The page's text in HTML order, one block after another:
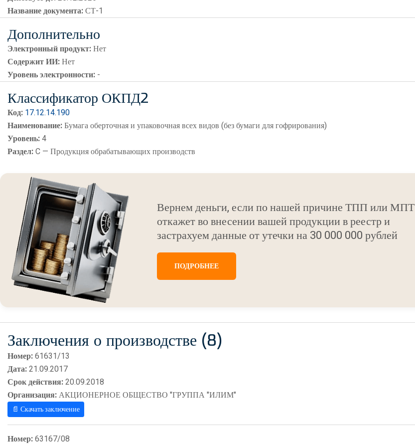
Название документа:СТ-1
Дополнительно
Электронный продукт:Нет
Содержит ИИ:Нет
Уровень электронности: -
Классификатор ОКПД2
Код: 17.12.14.190
Наименование:Бумага оберточная и упаковочная всех видов (без бумаги для гофрирования)
Уровень:4
Раздел:C — Продукция обрабатывающих производств
Вернем деньги, если по нашей причине ТПП или МПТ
откажет во внесении вашей продукции в реестр и
застрахуем данные от утечки на 30 000 000 рублей
ПОДРОБНЕЕ
Заключения о производстве (8)
Номер:61631/13
Дата:21.09.2017
Срок действия:20.09.2018
Организация:АКЦИОНЕРНОЕ ОБЩЕСТВО "ГРУППА "ИЛИМ"
📄 Скачать заключение
Номер:63167/08